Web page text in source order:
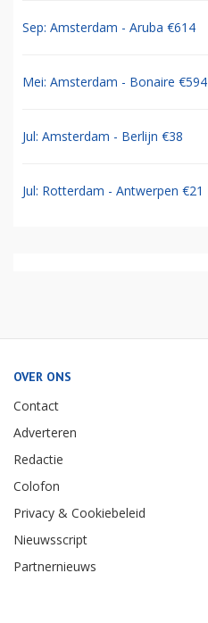
Sep: Amsterdam - Aruba €614
Mei: Amsterdam - Bonaire €594
Jul: Amsterdam - Berlijn €38
Jul: Rotterdam - Antwerpen €21
OVER ONS
Contact
Adverteren
Redactie
Colofon
Privacy & Cookiebeleid
Nieuwsscript
Partnernieuws